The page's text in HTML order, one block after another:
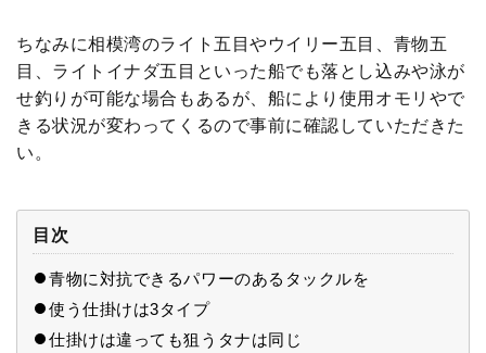
ちなみに相模湾のライト五目やウイリー五目、青物五
目、ライトイナダ五目といった船でも落とし込みや泳が
せ釣りが可能な場合もあるが、船により使用オモリやで
きる状況が変わってくるので事前に確認していただきた
い。
目次
青物に対抗できるパワーのあるタックルを
使う仕掛けは3タイプ
仕掛けは違っても狙うタナは同じ